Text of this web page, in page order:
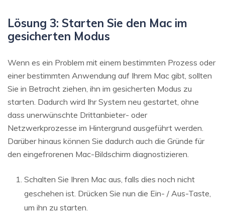
Lösung 3: Starten Sie den Mac im
gesicherten Modus
Wenn es ein Problem mit einem bestimmten Prozess oder
einer bestimmten Anwendung auf Ihrem Mac gibt, sollten
Sie in Betracht ziehen, ihn im gesicherten Modus zu
starten. Dadurch wird Ihr System neu gestartet, ohne
dass unerwünschte Drittanbieter- oder
Netzwerkprozesse im Hintergrund ausgeführt werden.
Darüber hinaus können Sie dadurch auch die Gründe für
den eingefrorenen Mac-Bildschirm diagnostizieren.
Schalten Sie Ihren Mac aus, falls dies noch nicht
geschehen ist. Drücken Sie nun die Ein- / Aus-Taste,
um ihn zu starten.